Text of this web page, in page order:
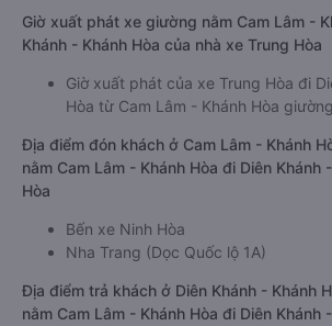
Giờ xuất phát xe giường nằm Cam Lâm -
Khánh - Khánh Hòa của nhà xe Trung Hòa
Giờ xuất phát của xe Trung Hòa đi
Hòa từ Cam Lâm - Khánh Hòa
Địa điểm đón khách ở Cam Lâm - Khánh
nằm Cam Lâm - Khánh Hòa đi Diên Khánh
Hòa
Bến xe Ninh Hòa
Nha Trang (Dọc Quốc lộ 1A)
Địa điểm trả khách ở Diên Khánh - Khánh
nằm Cam Lâm - Khánh Hòa đi Diên Khánh